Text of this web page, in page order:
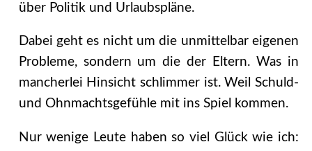
über Politik und Urlaubspläne.
Dabei geht es nicht um die unmittelbar eigenen
Probleme, sondern um die der Eltern. Was in
mancherlei Hinsicht schlimmer ist. Weil Schuld-
und Ohnmachtsgefühle mit ins Spiel kommen.
Nur wenige Leute haben so viel Glück wie ich: